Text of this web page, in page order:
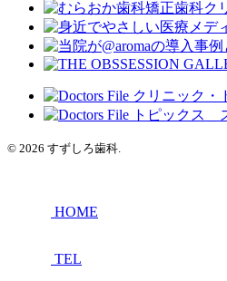
© 2026 すずしろ歯科.
HOME
TEL